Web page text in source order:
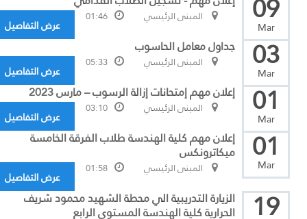
Mar
المبنى الرئيسي 01:46
عرض التفاصيل
03
Mar
جداول معامل الحاسوب
المبنى الرئيسي 05:33
عرض التفاصيل
01
Mar
إعلان مهم إمتحانات إزالة الرسوب – مارس 2023
المبنى الرئيسي 03:10
عرض التفاصيل
01
Mar
إعلان مهم كلية الهندسة طلاب الفرقة الخامسة
ميكاترونكس
المبنى الرئيسي 01:58
عرض التفاصيل
19 الزيارة التدريبية الي محطة الشهيد محمود شريف
الحرارية كلية الهندسة المستوي الرابع